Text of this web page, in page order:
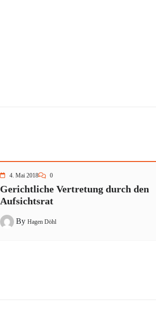
4. Mai 2018 0
Gerichtliche Vertretung durch den
Aufsichtsrat
By Hagen Döhl